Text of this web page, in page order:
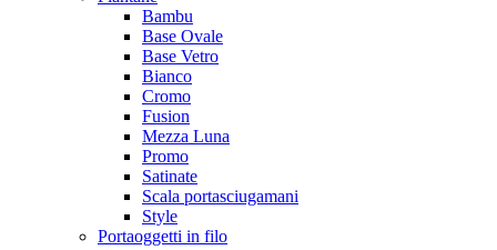
Bambu
Base Ovale
Base Vetro
Bianco
Cromo
Fusion
Mezza Luna
Promo
Satinate
Scala portasciugamani
Style
Portaoggetti in filo